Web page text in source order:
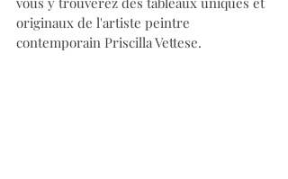
originaux de l'artiste peintre
contemporain Priscilla Vettese.